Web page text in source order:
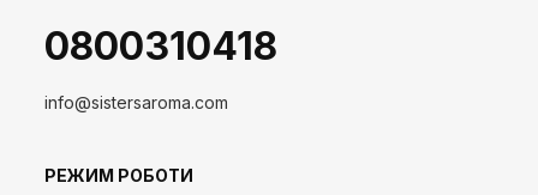
0800310418
info@sistersaroma.com
РЕЖИМ РОБОТИ